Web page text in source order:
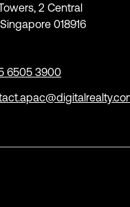
2 Central
018916
6505 3900